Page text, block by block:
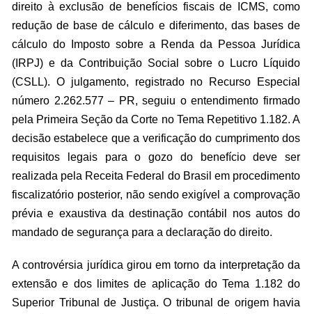
direito à exclusão de benefícios fiscais de ICMS, como
redução de base de cálculo e diferimento, das bases de
cálculo do Imposto sobre a Renda da Pessoa Jurídica
(IRPJ) e da Contribuição Social sobre o Lucro Líquido
(CSLL). O julgamento, registrado no Recurso Especial
número 2.262.577 – PR, seguiu o entendimento firmado
pela Primeira Seção da Corte no Tema Repetitivo 1.182. A
decisão estabelece que a verificação do cumprimento dos
requisitos legais para o gozo do benefício deve ser
realizada pela Receita Federal do Brasil em procedimento
fiscalizatório posterior, não sendo exigível a comprovação
prévia e exaustiva da destinação contábil nos autos do
mandado de segurança para a declaração do direito.
A controvérsia jurídica girou em torno da interpretação da
extensão e dos limites de aplicação do Tema 1.182 do
Superior Tribunal de Justiça. O tribunal de origem havia